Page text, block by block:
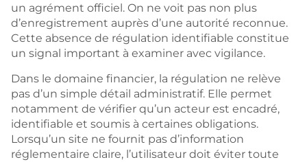
un agrément officiel. On ne voit pas non plus
d’enregistrement auprès d’une autorité reconnue.
Cette absence de régulation identifiable constitue
un signal important à examiner avec vigilance.
Dans le domaine financier, la régulation ne relève
pas d’un simple détail administratif. Elle permet
notamment de vérifier qu’un acteur est encadré,
identifiable et soumis à certaines obligations.
Lorsqu’un site ne fournit pas d’information
réglementaire claire, l’utilisateur doit éviter toute